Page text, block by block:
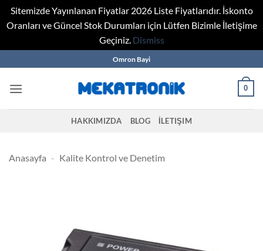
Sitemizde Yayınlanan Fiyatlar 2026 Liste Fiyatlarıdır. İskonto
Oranları ve Güncel Stok Durumları için Lütfen Bizimle İletişime
Geçiniz. Dismiss
to
content
Omron Bayi
0
HAKKIMIZDA BLOG İLETIŞIM
Anasayfa - Kalite Kontrol ve Denetim